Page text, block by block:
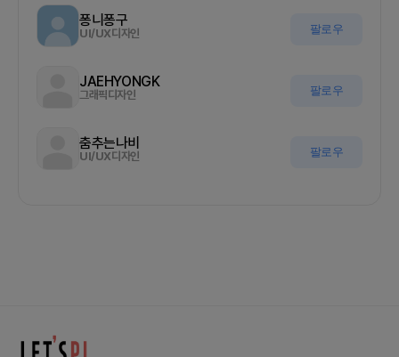
퐁니퐁구
UI/UX디자인 팔로우
JAEHYONGK
그래픽디자인 팔로우
춤추는나비
UI/UX디자인 팔로우